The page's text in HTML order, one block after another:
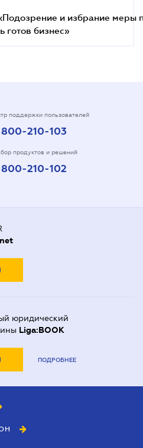
и избрание меры
готов бизнес»
поддержки пользователей
210-103
продуктов и решений
210-102
юридический
Liga:BOOK
ПОДРОБНЕЕ